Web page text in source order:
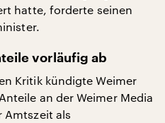
hatte, forderte seinen
vorläufig ab
Kritik kündigte Weimer
an der Weimer Media
Amtszeit als